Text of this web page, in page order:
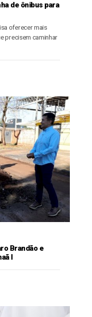
de ônibus para
oferecer mais
precisem caminhar
Brandão e
I